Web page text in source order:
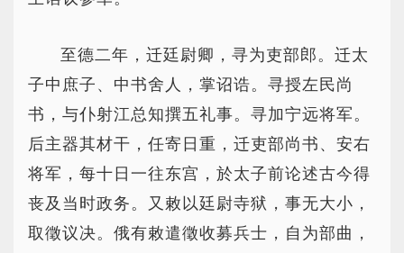
至德二年，迁廷尉卿，寻为吏部郎。迁太
子中庶子、中书舍人，掌诏诰。寻授左民尚
书，与仆射江总知撰五礼事。寻加宁远将军。
后主器其材干，任寄日重，迁吏部尚书、安右
将军，每十日一往东宫，於太子前论述古今得
丧及当时政务。又敕以廷尉寺狱，事无大小，
取徵议决。俄有敕遣徵收募兵士，自为部曲，